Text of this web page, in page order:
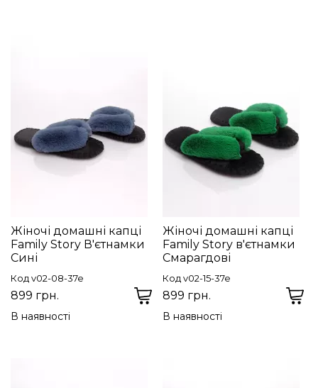
Жіночі домашні капці
Family Story В'єтнамки
Сині
Код v02-08-37e
899 грн.
В наявності
Жіночі домашні капці
Family Story в'єтнамки
Смарагдові
Код v02-15-37e
899 грн.
В наявності